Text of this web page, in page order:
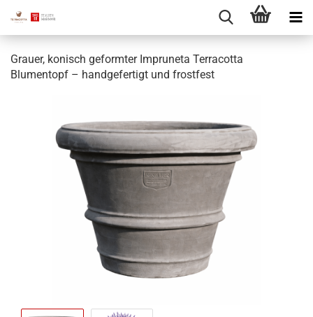
Grauer, konisch geformter Impruneta Terracotta
Blumentopf – handgefertigt und frostfest